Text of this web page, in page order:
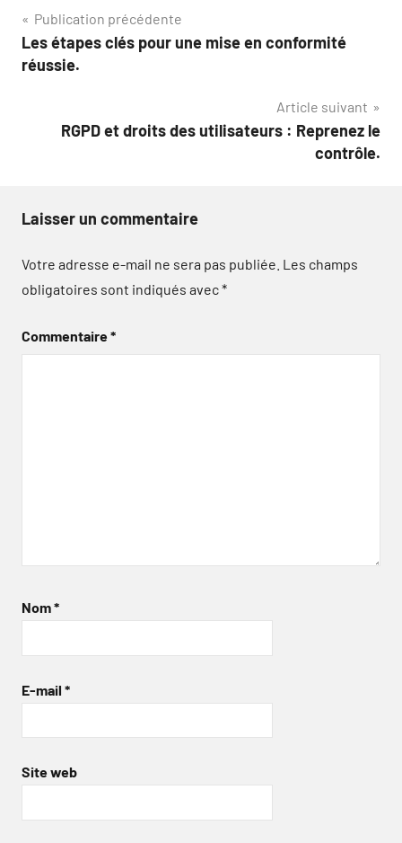
Navigation
de
Publication précédente
Les étapes clés pour une mise en conformité
réussie.
Article suivant
RGPD et droits des utilisateurs : Reprenez le
contrôle.
Laisser un commentaire
Votre adresse e-mail ne sera pas publiée. Les champs
obligatoires sont indiqués avec*
Commentaire*
Nom*
E-mail *
Site web